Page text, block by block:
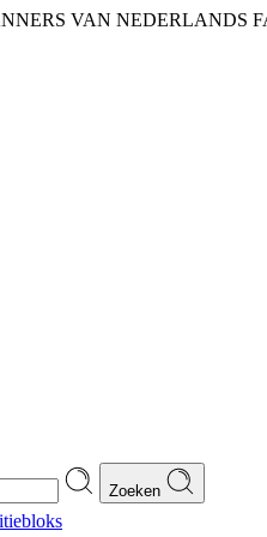
VAN NEDERLANDS
Zoeken